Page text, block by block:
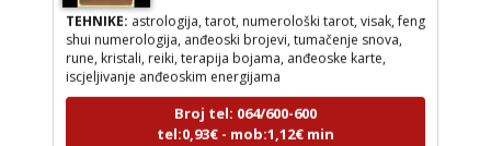
TEHNIKE:astrologija, tarot, numerološki tarot, visak, feng
shui numerologija, anđeoski brojevi, tumačenje snova,
rune, kristali, reiki, terapija bojama, anđeoske karte,
iscjeljivanje anđeoskim energijama
Broj tel: 064/600-600
tel:0,93€ - mob:1,12€ min